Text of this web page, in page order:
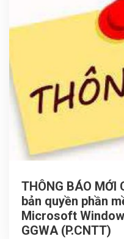
THÔNG BÁO MỚI
bản quyền phần
Microsoft
GGWA (P.CNTT)